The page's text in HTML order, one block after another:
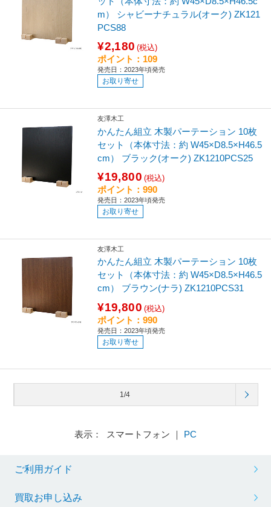
m） シャビーナチュラル(オーク) ZK121
PCS88
¥2,180 (税込)
ポイント：109
発売日：2023年頃発売
お取り寄せ
友澤木工
かんたん組立 木製パーテーション 10枚
セット（本体寸法：約 W45×D8.5×H46.5
cm） ブラック(オーク) ZK1210PCS25
¥19,800 (税込)
ポイント：990
発売日：2023年頃発売
お取り寄せ
友澤木工
かんたん組立 木製パーテーション 10枚
セット（本体寸法：約 W45×D8.5×H46.5
cm） ブラウン(ナラ) ZK1210PCS31
¥19,800 (税込)
ポイント：990
発売日：2023年頃発売
お取り寄せ
1/4
表示： スマートフォン ｜ PC
ご利用ガイド
買取お申し込み